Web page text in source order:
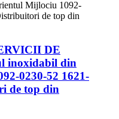
DE
inoxidabil din
0230-52 1621-
de top din